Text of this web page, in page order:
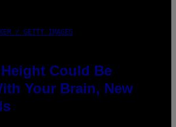
/ GETTY IMAGES
Could Be
Your Brain, New